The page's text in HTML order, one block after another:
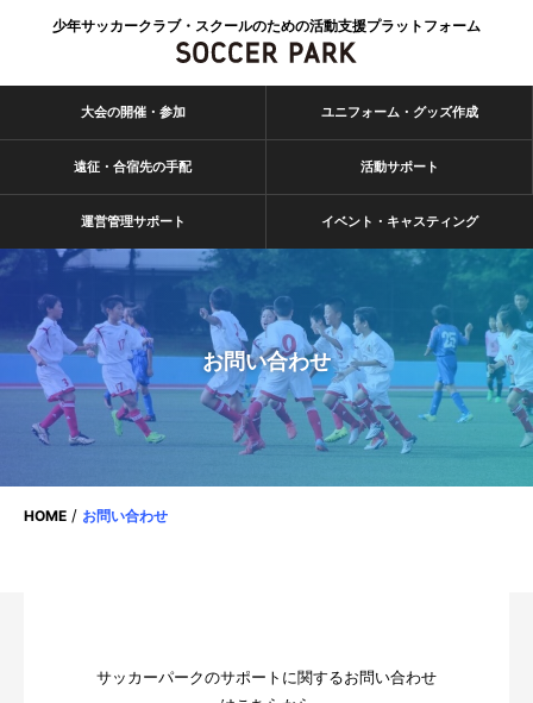
少年サッカークラブ・スクールのための活動支援プラットフォーム
大会の開催・参加 ユニフォーム・グッズ作成
遠征・合宿先の手配 活動サポート
運営管理サポート イベント・キャスティング
お問い合わせ
HOME お問い合わせ
サッカーパークのサポートに関するお問い合わせ